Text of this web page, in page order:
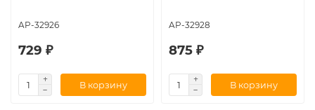
AP-32926
729 ₽
В корзину
AP-32928
875 ₽
В корзину